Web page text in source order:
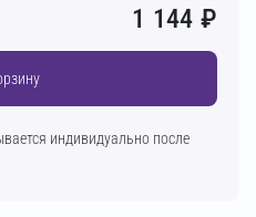
1 144 ₽
индивидуально после